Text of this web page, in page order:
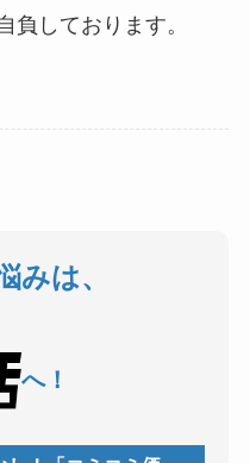
負しております。
みは、
へ！